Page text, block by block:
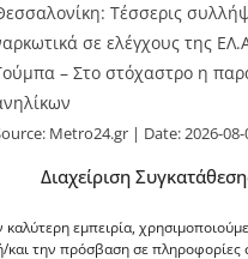
Διαχείριση
εμπειρία,
και την πρόσβαση σε
Τέσσερις
σε ελέγχους της
– Στο στόχαστρο η
Metro24.gr Date: 2026-08-